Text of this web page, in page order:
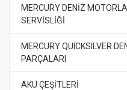
MERCURY DENİZ
SERVİSLİĞİ
MERCURY QUICKSILVER
PARÇALARI
AKÜ ÇEŞİTLERİ